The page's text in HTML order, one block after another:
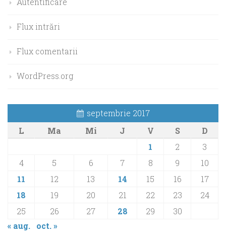
Flux intrări
Flux comentarii
WordPress.org
septembrie 2017
L
Ma Mi J V S
D
1
2
3
4
5 6 7 8 9
10
11
12 13 14 15 16
17
18
19 20 21 22 23
24
25
26 27 28 29
30
« aug.
oct. »